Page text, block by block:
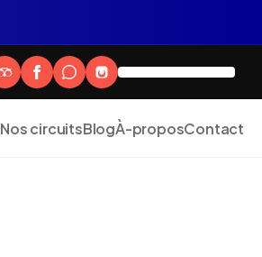
Nos circuitsBlogÀ-proposContact